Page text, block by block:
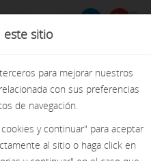
este sitio
para mejorar nuestros
con sus preferencias
de navegación.
y continuar" para aceptar
al sitio o haga click en
búsqueda